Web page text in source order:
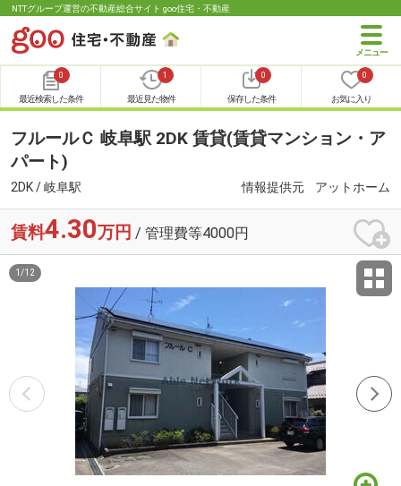
NTTグループ運営の不動産総合サイト goo住宅・不動産
0
最近検索した条件
1
最近見た物件
0
保存した条件
0
お気に入り
フルールＣ 岐阜駅 2DK 賃貸(賃貸マンション・ア
パート)
2DK / 岐阜駅 情報提供元 アットホーム
賃料4.30万円 / 管理費等4000円
1 /12